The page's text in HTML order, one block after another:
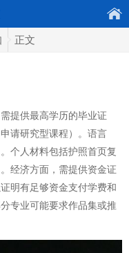
正文
提供最高学历的毕业证
请研究型课程）。语言
个人材料包括护照首页复
经济方面，需提供资金证
明有足够资金支付学费和
专业可能要求作品集或推